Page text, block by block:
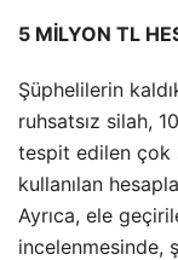
5 MİLYON TL
Şüphelilerin
ruhsatsız silah,
tespit edilen çok
kullanılan
Ayrıca, ele
incelenmesinde,